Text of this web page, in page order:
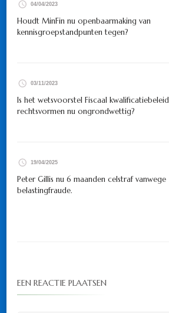
04/04/2023
Houdt MinFin nu openbaarmaking van
kennisgroepstandpunten tegen?
03/11/2023
Is het wetsvoorstel Fiscaal kwalificatiebeleid
rechtsvormen nu ongrondwettig?
19/04/2025
Peter Gillis nu 6 maanden celstraf vanwege
belastingfraude.
EEN REACTIE PLAATSEN